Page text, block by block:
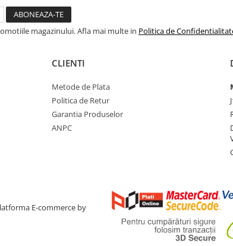
magazinului. Afla mai multe in Politica de
CLIENTI
Metode de Plata
Politica de Retur
Garantia Produselor
ANPC
E-commerce by